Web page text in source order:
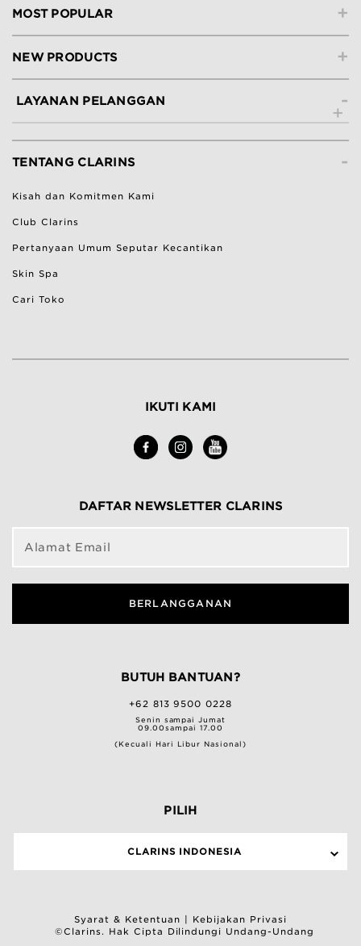
+
MOST POPULAR
+
NEW PRODUCTS
-
LAYANAN PELANGGAN
Lacak Pesanan -
TENTANG CLARINS
Kisah dan Komitmen Kami
Club Clarins
Pertanyaan Umum Seputar Kecantikan
Skin Spa
Cari Toko
IKUTI KAMI
DAFTAR NEWSLETTER CLARINS
Alamat Email
BERLANGGANAN
BUTUH BANTUAN?
+62 813 9500 0228
Senin sampai Jumat
09.00sampai 17.00
(Kecuali Hari Libur Nasional)
PILIH
CLARINS INDONESIA
Syarat & Ketentuan
Kebijakan Privasi
©Clarins. Hak Cipta Dilindungi Undang-Undang